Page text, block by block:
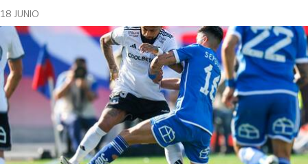
18 JUNIO